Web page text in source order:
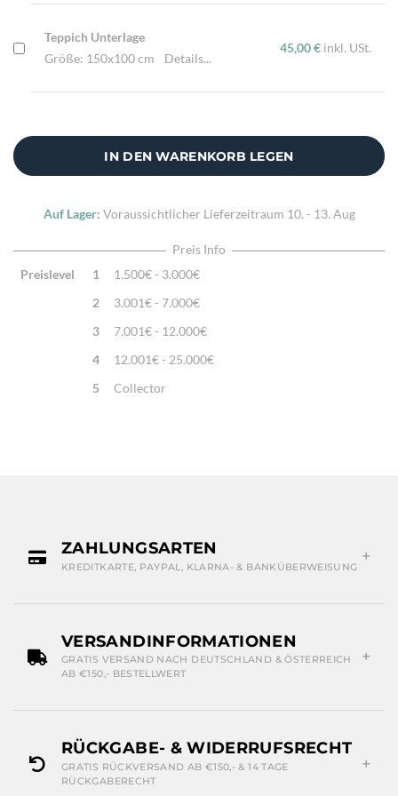
Teppich Unterlage
Größe: 150x100 cm
Details...
45,00 € inkl. USt.
IN DEN WARENKORB LEGEN
Auf Lager: Voraussichtlicher Lieferzeitraum 10. - 13. Aug
Preis Info
Preislevel
1
1.500€ - 3.000€
2
3.001€ - 7.000€
3
7.001€ - 12.000€
4
12.001€ - 25.000€
5
Collector
ZAHLUNGSARTEN
KREDITKARTE, PAYPAL, KLARNA- & BANKÜBERWEISUNG
VERSANDINFORMATIONEN
GRATIS VERSAND NACH DEUTSCHLAND & ÖSTERREICH
AB €150,- BESTELLWERT
RÜCKGABE- & WIDERRUFSRECHT
GRATIS RÜCKVERSAND AB €150,- & 14 TAGE
RÜCKGABERECHT